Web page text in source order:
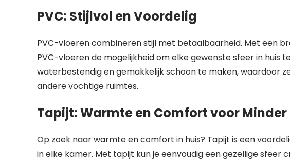
PVC: Stijlvol en Voordelig
PVC-vloeren combineren stijl met betaalbaarheid. Met een
PVC-vloeren de mogelijkheid om elke gewenste sfeer in huis
waterbestendig en gemakkelijk schoon te maken, waardoor
andere vochtige ruimtes.
Tapijt: Warmte en Comfort voor Minder
Op zoek naar warmte en comfort in huis? Tapijt is een
in elke kamer. Met tapijt kun je eenvoudig een gezellige sfeer